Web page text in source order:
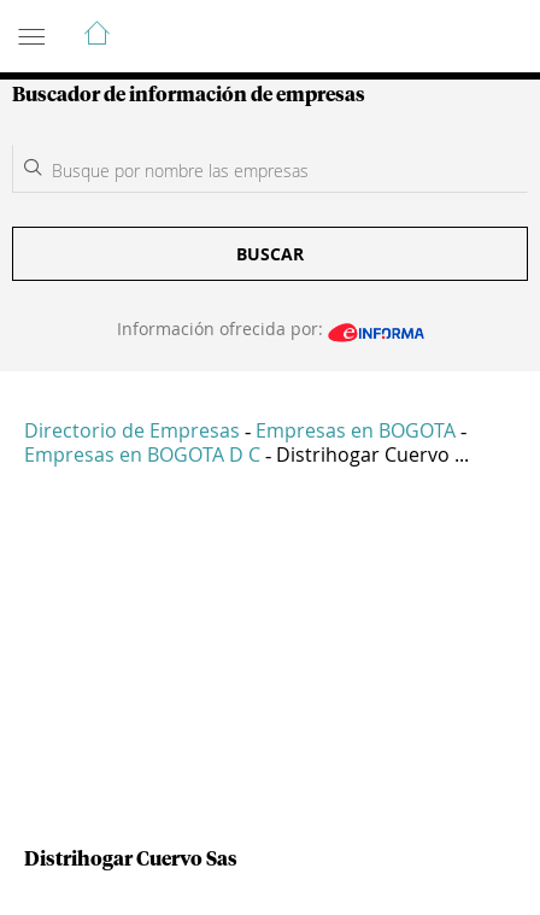
Guía de Empresas Colombianas
Buscador de información de empresas
BUSCAR
Información ofrecida por:
Directorio de Empresas - Empresas en BOGOTA -
Empresas en BOGOTA D C - Distrihogar Cuervo ...
Distrihogar Cuervo Sas